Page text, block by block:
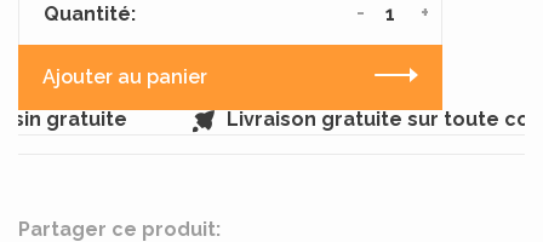
Quantité: +
-
Ajouter au panier
gratuite
Livraison gratuite sur toute
Partager ce produit: